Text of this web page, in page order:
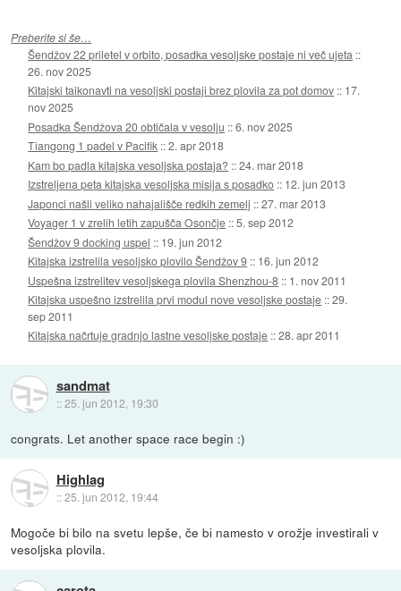
Preberite si še…
Šendžov 22 priletel v orbito, posadka vesoljske postaje ni več ujeta ::
26. nov 2025
Kitajski taikonavti na vesoljski postaji brez plovila za pot domov :: 17.
nov 2025
Posadka Šendžova 20 obtičala v vesolju ::6. nov 2025
Tiangong 1 padel v Pacifik ::2. apr 2018
Kam bo padla kitajska vesoljska postaja? ::24. mar 2018
Izstreljena peta kitajska vesoljska misija s posadko :: 12. jun 2013
Japonci našli veliko nahajališče redkih zemelj ::27. mar 2013
Voyager 1 v zrelih letih zapušča Osončje ::5. sep 2012
Šendžov 9 docking uspel :: 19. jun 2012
Kitajska izstrelila vesoljsko plovilo Šendžov 9 :: 16. jun 2012
Uspešna izstrelitev vesoljskega plovila Shenzhou-8 :: 1. nov 2011
Kitajska uspešno izstrelila prvi modul nove vesoljske postaje ::29.
sep 2011
Kitajska načrtuje gradnjo lastne vesoljske postaje ::28. apr 2011
sandmat
::25. jun 2012, 19:30
congrats. Let another space race begin :)
Highlag
::25. jun 2012, 19:44
Mogoče bi bilo na svetu lepše, če bi namesto v orožje investirali v
vesoljska plovila.